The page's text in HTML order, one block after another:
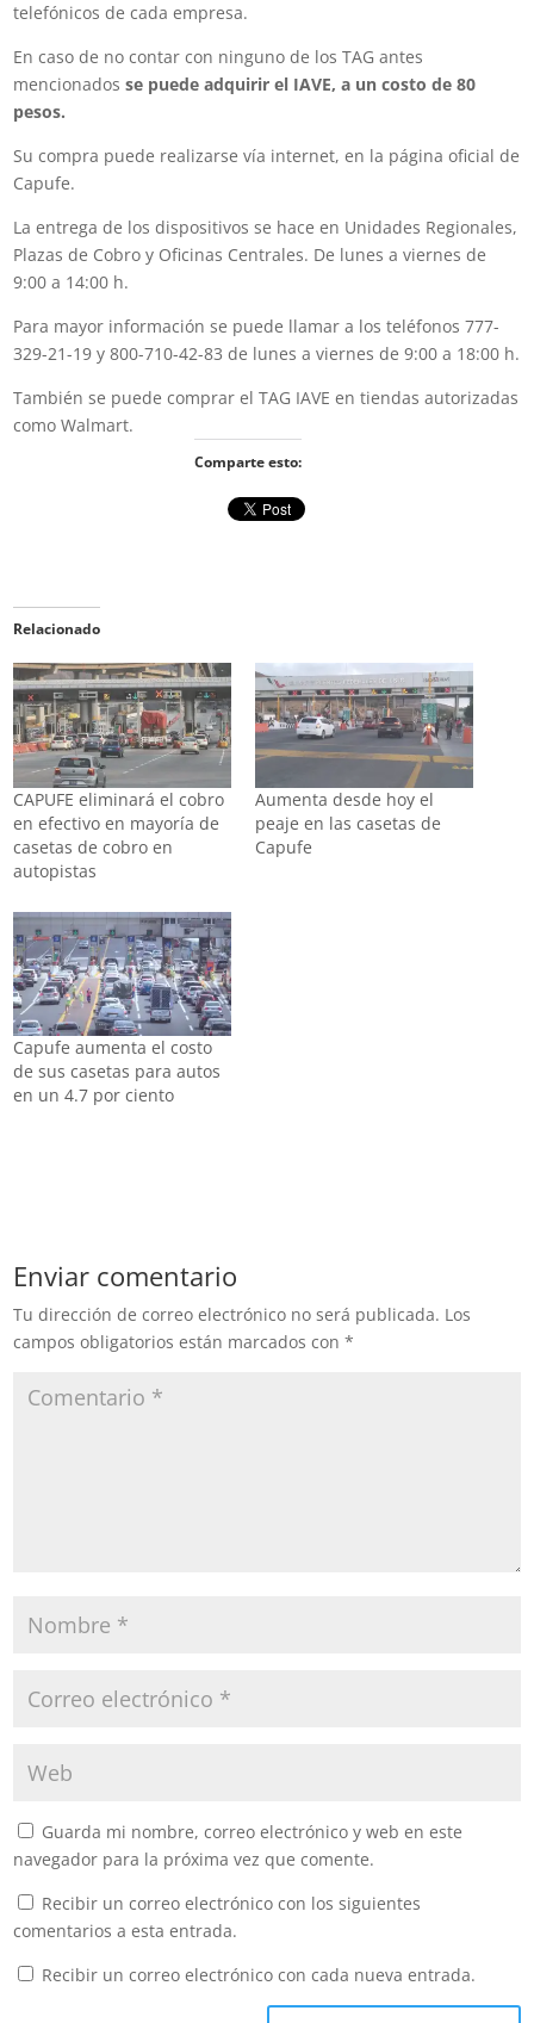
telefónicos de cada empresa.
En caso de no contar con ninguno de los TAG antes
mencionadosse puede adquirir el IAVE, a un costo de 80
pesos.
Su compra puede realizarse vía internet, en la página oficial de
Capufe.
La entrega de los dispositivos se hace en Unidades Regionales,
Plazas de Cobro y Oficinas Centrales. De lunes a viernes de
9:00 a 14:00 h.
Para mayor información se puede llamar a los teléfonos 777-
329-21-19 y 800-710-42-83 de lunes a viernes de 9:00 a 18:00 h.
También se puede comprar el TAG IAVE en tiendas autorizadas
como Walmart.
Comparte esto:
Relacionado
CAPUFE eliminará el cobro
en efectivo en mayoría de
casetas de cobro en
autopistas
Aumenta desde hoy el
peaje en las casetas de
Capufe
Capufe aumenta el costo
de sus casetas para autos
en un 4.7 por ciento
Enviar comentario
Tu dirección de correo electrónico no será publicada. Los
campos obligatorios están marcados con*
Guarda mi nombre, correo electrónico y web en este
navegador para la próxima vez que comente.
Recibir un correo electrónico con los siguientes
comentarios a esta entrada.
Recibir un correo electrónico con cada nueva entrada.